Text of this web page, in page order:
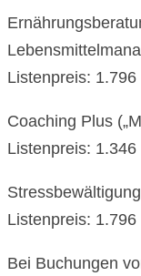
Listenpreis:
Coaching Plus
Listenpreis:
Listenpreis:
Bei Buchungen